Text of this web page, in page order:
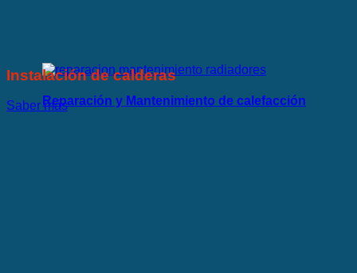
Reparación y Mantenimiento de calefacción
Instalación de calderas
Saber más